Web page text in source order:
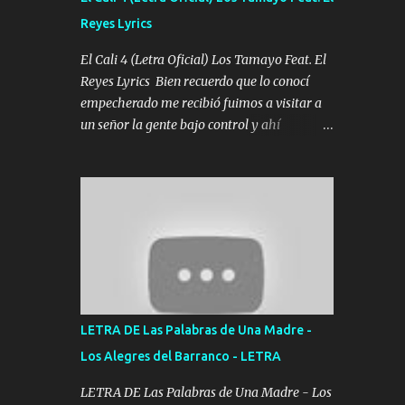
agarrar el vuelo y la mente y tranquilizando
Tomense un buen trago Y así es como
empezamos los versos que voy cantando
(Music) A vido alta y bajas La carreta se
atora Pero nunca le aflojamos Ya me han
pasado cosas Y aunque ustedes no sepan
es...
Reyes Lyrics
El Cali 4 (Letra Oficial) Los Tamayo Feat. El
Reyes Lyrics Bien recuerdo que lo conocí
empecherado me recibió fuimos a visitar a
un señor la gente bajo control y ahí
reglas no secuestr0 no r0bar De La C giró la
orden nos comanda el doble P bien firmes
con Alto PRIETO y la camisa es color Verde y
peleam0s la Bandera por todita a la ciudad
con los drones patrullando la Frontera De
blancas ya hace falta mi APA FLACO verde
se le extraña pa que sepan Aquí Pura GENTE
LETRA DE Las Palabras de Una Madre -
Los Alegres del Barranco - LETRA
LETRA DE Las Palabras de Una Madre - Los